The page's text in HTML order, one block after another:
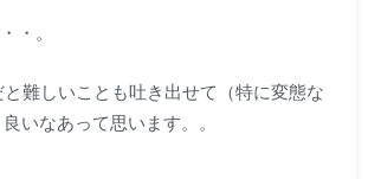
・。
と難しいことも吐き出せて（特に変態な
いなあって思います。。